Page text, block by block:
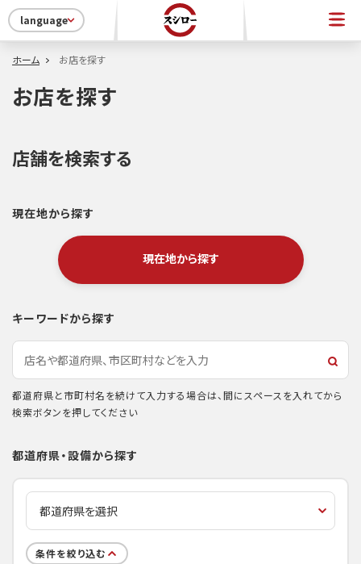
language
ホーム お店を探す
お店を探す
店舗を検索する
現在地から探す
現在地から探す
キーワードから探す
都道府県と市町村名を続けて入力する場合は、間にスペースを入れてから
検索ボタンを押してください
都道府県・設備から探す
条件を絞り込む